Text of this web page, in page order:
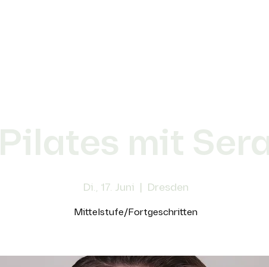
Pilates mit
Di., 17. Juni Dresden
Mittelstufe/Fortgeschritten